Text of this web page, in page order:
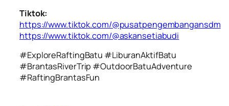
Tiktok:
https://www.tiktok.com/@pusatpengembangansdm
https://www.tiktok.com/@askansetiabudi
#ExploreRaftingBatu #LiburanAktifBatu
#BrantasRiverTrip #OutdoorBatuAdventure
#RaftingBrantasFun